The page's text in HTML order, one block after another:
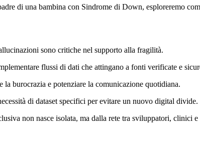
di una bambina con Sindrome di Down, esploreremo
sono critiche nel supporto alla fragilità.
flussi di dati che attingano a fonti verificate e
burocrazia e potenziare la comunicazione quotidiana.
di dataset specifici per evitare un nuovo digital divide.
non nasce isolata, ma dalla rete tra sviluppatori, clinici